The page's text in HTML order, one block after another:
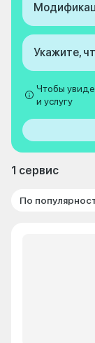
Укажите,
Чтобы
и услугу
1 сервис
По